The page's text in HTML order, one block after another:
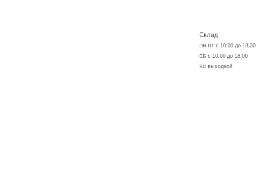
Склад
ПН-ПТ с 10:00 до 18:30
СБ с 10:00 до 18:00
ВС выходной